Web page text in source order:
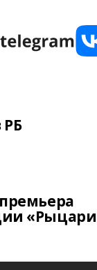
«Рыцари